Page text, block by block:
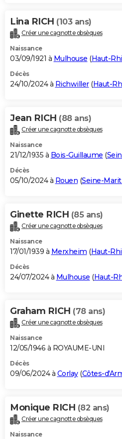
Lina RICH (103 ans)
Créer une cagnotte obsèques
Naissance
03/09/1921 à Mulhouse (Haut-
Décès
24/10/2024 à Richwiller(Haut-
Jean RICH (88 ans)
Créer une cagnotte obsèques
Naissance
21/12/1935 à Bois-Guillaume (
Décès
05/10/2024 à Rouen (Seine-
Ginette RICH (85 ans)
Créer une cagnotte obsèques
Naissance
17/01/1939 à Merxheim (Haut-
Décès
24/07/2024 à Mulhouse (Haut-
Graham RICH (78 ans)
Créer une cagnotte obsèques
Naissance
12/05/1946 à ROYAUME-UNI
Décès
09/06/2024 à Corlay(Côtes-
Monique RICH (82 ans)
Créer une cagnotte obsèques
Naissance